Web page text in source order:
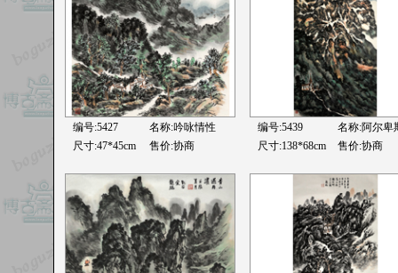
编号:5427 名称:吟咏情性
尺寸:47*45cm
售价:协商
编号:5439 名称:阿尔卑
尺寸:138*68cm
售价:协商